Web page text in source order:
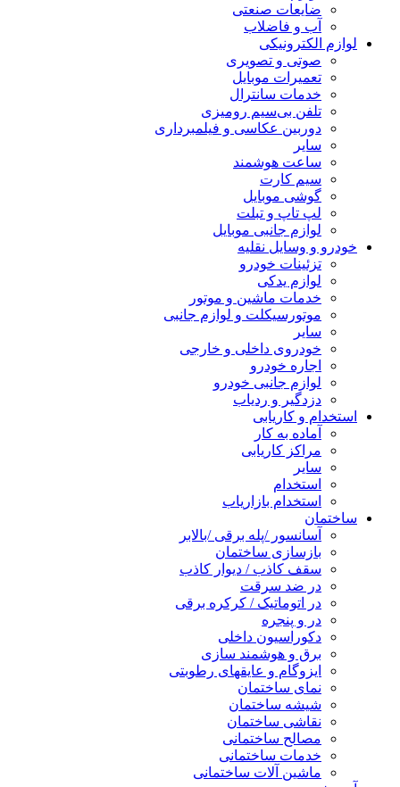
ضایعات صنعتی
آب و فاضلاب
لوازم الکترونیکی
صوتی و تصویری
تعمیرات موبایل
خدمات سانترال
تلفن بی‌سیم رومیزی
دوربین عکاسی و فیلمبرداری
سایر
ساعت هوشمند
سیم کارت
گوشی موبایل
لپ تاپ و تبلت
لوازم جانبی موبایل
خودرو و وسایل نقلیه
تزئینات خودرو
لوازم یدکی
خدمات ماشین و موتور
موتورسیکلت و لوازم جانبی
سایر
خودروی داخلی و خارجی
اجاره خودرو
لوازم جانبی خودرو
دزدگیر و ردیاب
استخدام و کاریابی
آماده به کار
مراکز کاریابی
سایر
استخدام
استخدام بازاریاب
ساختمان
آسانسور /پله برقی /بالابر
بازسازی ساختمان
سقف کاذب / دیوار کاذب
در ضد سرقت
در اتوماتیک / کرکره برقی
در و پنجره
دکوراسیون داخلی
برق و هوشمند سازی
ایزوگام و عایقهای رطوبتی
نمای ساختمان
شیشه ساختمان
نقاشی ساختمان
مصالح ساختمانی
خدمات ساختمانی
ماشین آلات ساختمانی